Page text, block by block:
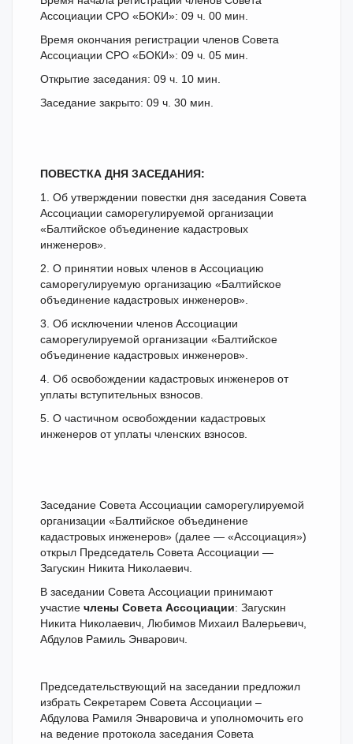
Ассоциации СРО «БОКИ»: 09 ч. 00 мин.
Время окончания регистрации членов Совета
Ассоциации СРО «БОКИ»: 09 ч. 05 мин.
Открытие заседания: 09 ч. 10 мин.
Заседание закрыто: 09 ч. 30 мин.
ПОВЕСТКА ДНЯ ЗАСЕДАНИЯ:
1. Об утверждении повестки дня заседания Совета
Ассоциации саморегулируемой организации
«Балтийское объединение кадастровых
инженеров».
2. О принятии новых членов в Ассоциацию
саморегулируемую организацию «Балтийское
объединение кадастровых инженеров».
3. Об исключении членов Ассоциации
саморегулируемой организации «Балтийское
объединение кадастровых инженеров».
4. Об освобождении кадастровых инженеров от
уплаты вступительных взносов.
5. О частичном освобождении кадастровых
инженеров от уплаты членских взносов.
Заседание Совета Ассоциации саморегулируемой
организации «Балтийское объединение
кадастровых инженеров» (далее — «Ассоциация»)
открыл Председатель Совета Ассоциации —
Загускин Никита Николаевич.
В заседании Совета Ассоциации принимают
участие члены Совета Ассоциации: Загускин
Никита Николаевич, Любимов Михаил Валерьевич,
Абдулов Рамиль Энварович.
Председательствующий на заседании предложил
избрать Секретарем Совета Ассоциации –
Абдулова Рамиля Энваровича и уполномочить его
на ведение протокола заседания Совета